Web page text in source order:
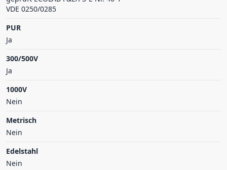
VDE 0250/0285
PUR
Ja
300/500V
Ja
1000V
Nein
Metrisch
Nein
Edelstahl
Nein